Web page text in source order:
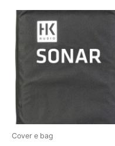
Cover e bag